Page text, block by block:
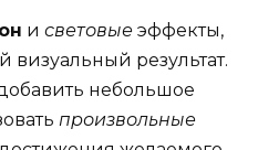
и световые эффекты,
результат.
небольшое
произвольные